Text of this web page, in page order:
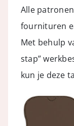
Alle
fournituren
Met behulp
stap”
kun je deze